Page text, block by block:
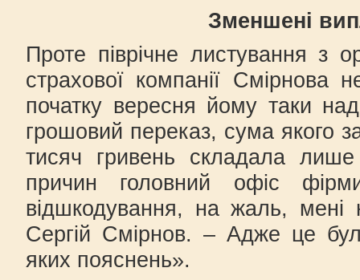
Зменшені
Проте піврічне листування з
страхової компанії
початку вересня йому таки
грошовий переказ, сума якого
тисяч гривень складала
причин головний офіс
відшкодування, на жаль,
Сергій Смірнов. – Адже це
яких пояснень».